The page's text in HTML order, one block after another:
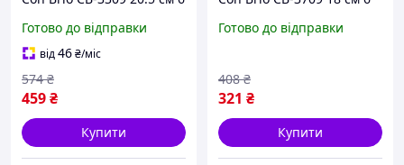
Готово до відправки
від46₴/міс
459₴
574 ₴
Купити
Готово до відправки
321 ₴
408 ₴
Купити